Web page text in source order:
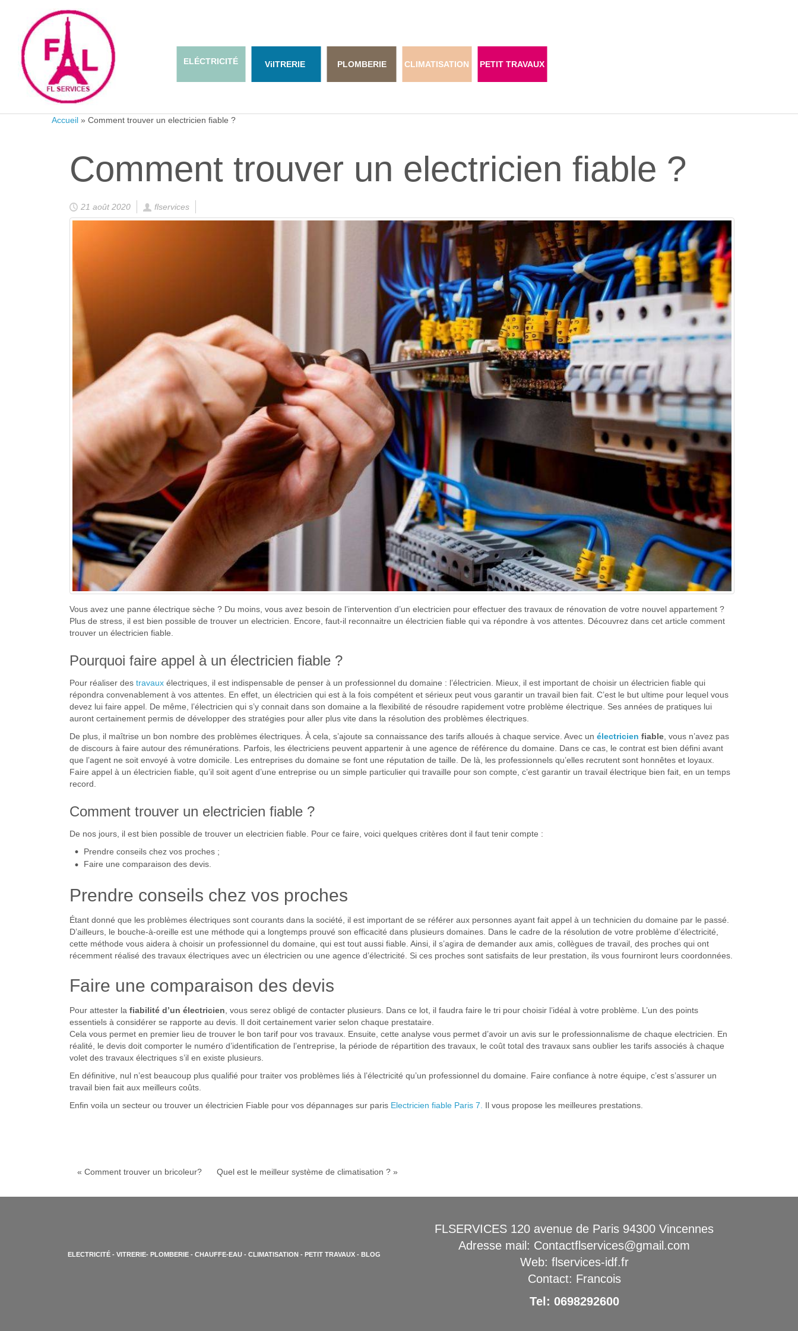
ELÉCTRICITÉ ViITRERIE PLOMBERIE CLIMATISATION PETIT TRAVAUX
Accueil » Comment trouver un electricien fiable ?
Comment trouver un electricien fiable ?
21 août 2020 flservices
Vous avez une panne électrique sèche ? Du moins, vous avez besoin de l’intervention d’un electricien pour effectuer des travaux de rénovation de votre nouvel appartement ?
Plus de stress, il est bien possible de trouver un electricien. Encore, faut-il reconnaitre un électricien fiable qui va répondre à vos attentes. Découvrez dans cet article comment
trouver un électricien fiable.
Pourquoi faire appel à un électricien fiable ?
Pour réaliser des travaux électriques, il est indispensable de penser à un professionnel du domaine : l’électricien. Mieux, il est important de choisir un électricien fiable qui
répondra convenablement à vos attentes. En effet, un électricien qui est à la fois compétent et sérieux peut vous garantir un travail bien fait. C’est le but ultime pour lequel vous
devez lui faire appel. De même, l’électricien qui s’y connait dans son domaine a la flexibilité de résoudre rapidement votre problème électrique. Ses années de pratiques lui
auront certainement permis de développer des stratégies pour aller plus vite dans la résolution des problèmes électriques.
De plus, il maîtrise un bon nombre des problèmes électriques. À cela, s’ajoute sa connaissance des tarifs alloués à chaque service. Avec un électricien fiable , vous n’avez pas
de discours à faire autour des rémunérations. Parfois, les électriciens peuvent appartenir à une agence de référence du domaine. Dans ce cas, le contrat est bien défini avant
que l’agent ne soit envoyé à votre domicile. Les entreprises du domaine se font une réputation de taille. De là, les professionnels qu’elles recrutent sont honnêtes et loyaux.
Faire appel à un électricien fiable, qu’il soit agent d’une entreprise ou un simple particulier qui travaille pour son compte, c’est garantir un travail électrique bien fait, en un temps
record.
Comment trouver un electricien fiable ?
De nos jours, il est bien possible de trouver un electricien fiable. Pour ce faire, voici quelques critères dont il faut tenir compte :
Prendre conseils chez vos proches ;
Faire une comparaison des devis.
Prendre conseils chez vos proches
Étant donné que les problèmes électriques sont courants dans la société, il est important de se référer aux personnes ayant fait appel à un technicien du domaine par le passé.
D’ailleurs, le bouche-à-oreille est une méthode qui a longtemps prouvé son efficacité dans plusieurs domaines. Dans le cadre de la résolution de votre problème d’électricité,
cette méthode vous aidera à choisir un professionnel du domaine, qui est tout aussi fiable. Ainsi, il s’agira de demander aux amis, collègues de travail, des proches qui ont
récemment réalisé des travaux électriques avec un électricien ou une agence d’électricité. Si ces proches sont satisfaits de leur prestation, ils vous fourniront leurs coordonnées.
Faire une comparaison des devis
Pour attester la fiabilité d’un électricien , vous serez obligé de contacter plusieurs. Dans ce lot, il faudra faire le tri pour choisir l’idéal à votre problème. L’un des points
essentiels à considérer se rapporte au devis. Il doit certainement varier selon chaque prestataire.
Cela vous permet en premier lieu de trouver le bon tarif pour vos travaux. Ensuite, cette analyse vous permet d’avoir un avis sur le professionnalisme de chaque electricien. En
réalité, le devis doit comporter le numéro d’identification de l’entreprise, la période de répartition des travaux, le coût total des travaux sans oublier les tarifs associés à chaque
volet des travaux électriques s’il en existe plusieurs.
En définitive, nul n’est beaucoup plus qualifié pour traiter vos problèmes liés à l’électricité qu’un professionnel du domaine. Faire confiance à notre équipe, c’est s’assurer un
travail bien fait aux meilleurs coûts.
Enfin voila un secteur ou trouver un électricien Fiable pour vos dépannages sur paris Electricien fiable Paris 7. Il vous propose les meilleures prestations.
« Comment trouver un bricoleur? Quel est le meilleur système de climatisation ? »
ELECTRICITÉ- VITRERIE- PLOMBERIE- CHAUFFE-EAU- CLIMATISATION - PETIT TRAVAUX- BLOG
FLSERVICES 120 avenue de Paris 94300 Vincennes
Adresse mail: Contactflservices@gmail.com
Web: flservices-idf.fr
Contact: Francois
Tel: 0698292600